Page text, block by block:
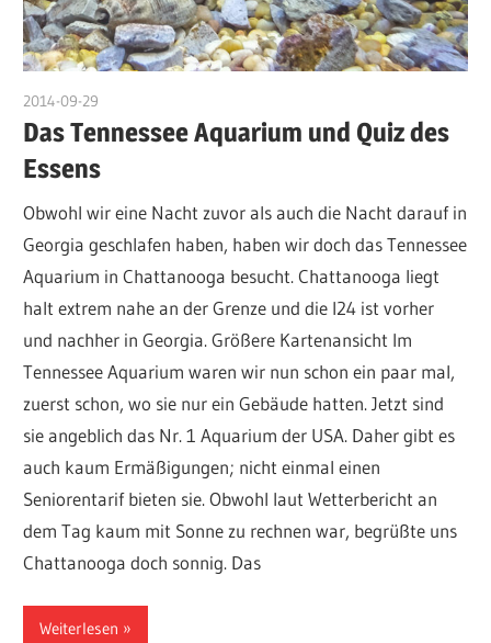
2014-09-29
Das Tennessee Aquarium und Quiz des
Essens
Obwohl wir eine Nacht zuvor als auch die Nacht darauf in
Georgia geschlafen haben, haben wir doch das Tennessee
Aquarium in Chattanooga besucht. Chattanooga liegt
halt extrem nahe an der Grenze und die I24 ist vorher
und nachher in Georgia. Größere Kartenansicht Im
Tennessee Aquarium waren wir nun schon ein paar mal,
zuerst schon, wo sie nur ein Gebäude hatten. Jetzt sind
sie angeblich das Nr. 1 Aquarium der USA. Daher gibt es
auch kaum Ermäßigungen; nicht einmal einen
Seniorentarif bieten sie. Obwohl laut Wetterbericht an
dem Tag kaum mit Sonne zu rechnen war, begrüßte uns
Chattanooga doch sonnig. Das
Weiterlesen